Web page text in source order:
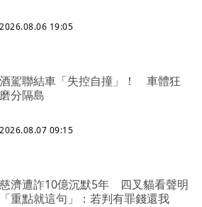
2026.08.06 19:05
酒駕聯結車「失控自撞」！ 車體狂
磨分隔島
2026.08.07 09:15
慈濟遭詐10億沉默5年 四叉貓看聲明
「重點就這句」：若判有罪錢還我